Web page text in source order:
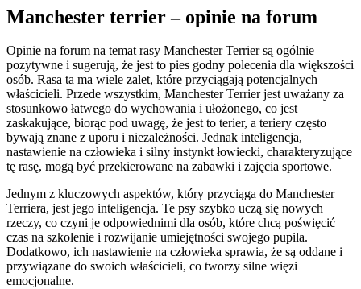
Manchester terrier – opinie na forum
Opinie na forum na temat rasy Manchester Terrier są ogólnie
pozytywne i sugerują, że jest to pies godny polecenia dla większości
osób. Rasa ta ma wiele zalet, które przyciągają potencjalnych
właścicieli. Przede wszystkim, Manchester Terrier jest uważany za
stosunkowo łatwego do wychowania i ułożonego, co jest
zaskakujące, biorąc pod uwagę, że jest to terier, a teriery często
bywają znane z uporu i niezależności. Jednak inteligencja,
nastawienie na człowieka i silny instynkt łowiecki, charakteryzujące
tę rasę, mogą być przekierowane na zabawki i zajęcia sportowe.
Jednym z kluczowych aspektów, który przyciąga do Manchester
Terriera, jest jego inteligencja. Te psy szybko uczą się nowych
rzeczy, co czyni je odpowiednimi dla osób, które chcą poświęcić
czas na szkolenie i rozwijanie umiejętności swojego pupila.
Dodatkowo, ich nastawienie na człowieka sprawia, że są oddane i
przywiązane do swoich właścicieli, co tworzy silne więzi
emocjonalne.